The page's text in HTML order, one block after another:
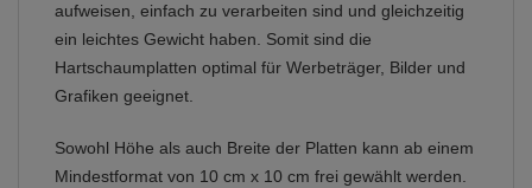
aufweisen, einfach zu verarbeiten sind und gleichzeitig
ein leichtes Gewicht haben. Somit sind die
Hartschaumplatten optimal für Werbeträger, Bilder und
Grafiken geeignet.
Sowohl Höhe als auch Breite der Platten kann ab einem
Mindestformat von 10 cm x 10 cm frei gewählt werden.